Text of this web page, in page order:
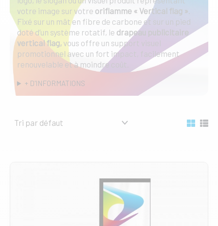
votre image sur votre oriflamme « Vertical flag »
Fixé sur un mât en fibre de carbone et sur un pied
doté d’un système rotatif, le drapeau publicitaire
vertical flag, vous offre un support visuel
promotionnel avec un fort impact, facilement
renouvelable et à moindre coût.
+ D'INFORMATIONS